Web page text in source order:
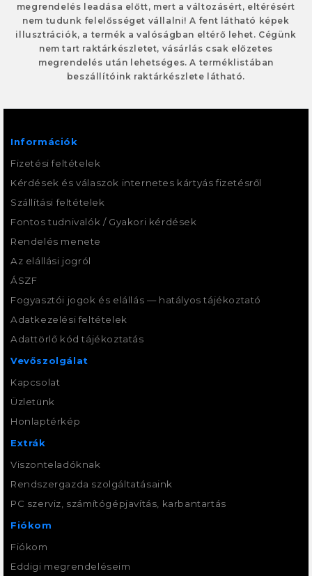
megrendelés leadása előtt, mert a változásért, eltérésért
nem tudunk felelősséget vállalni! A fent látható képek
illusztrációk, a termék a valóságban eltérő lehet. Cégünk
nem tart raktárkészletet, vásárlás csak előzetes
megrendelés után lehetséges. A terméklistában
beszállítóink raktárkészlete látható.
Információk
Fizetési feltételek
Kérdések és válaszok internetes kártyás fizetésről
Szállítási feltételek
Fontos tudnivalók / Gyakori kérdések
Rendelés menete
Az elállási jogról
ÁSZF
Fogyasztói jogok és elállás — hatályos tájékoztató
Adatkezelési feltételek
Adattörlő kód tájékoztatás
Vevőszolgálat
Kapcsolat
Üzletünk
Honlaptérkép
Extrák
Viszonteladóknak
Rendszergazda szolgáltatásaink
PC szerviz, számítógépjavítás, karbantartás
Fiókom
Fiókom
Eddigi megrendeléseim